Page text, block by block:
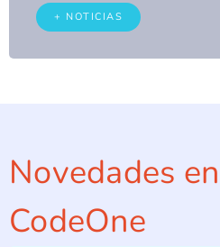
+ NOTICIAS
Novedades
CodeOne